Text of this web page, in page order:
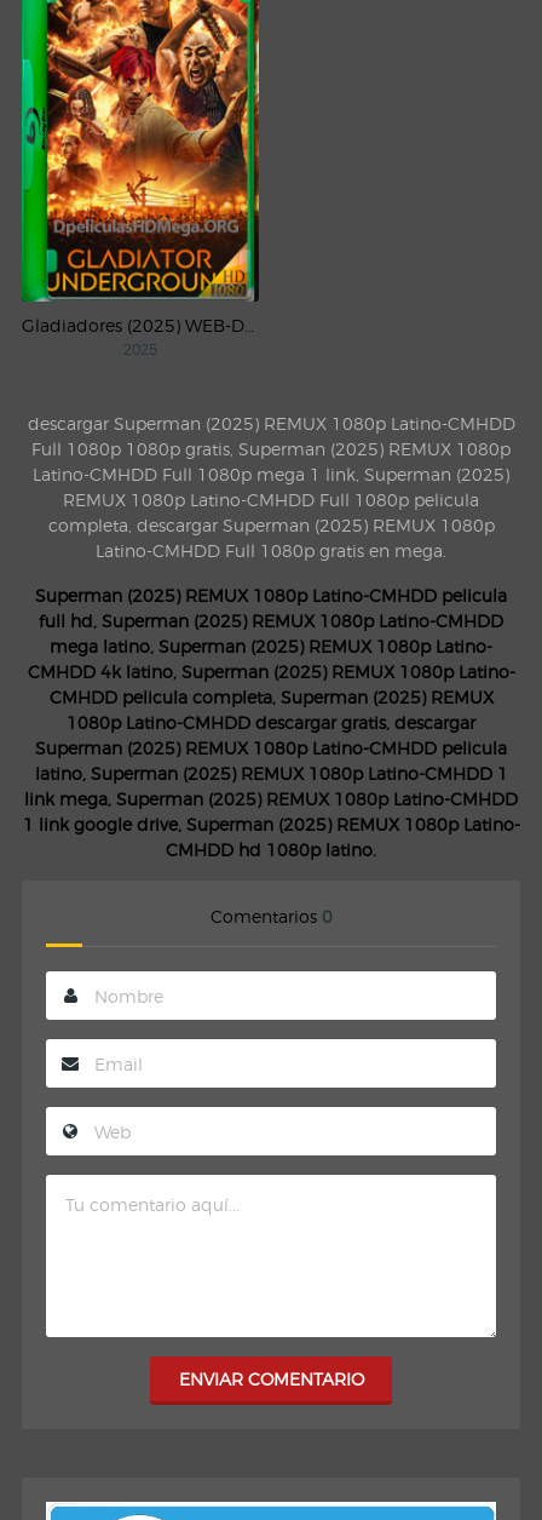
2025
descargar Superman (2025) REMUX 1080p Latino-CMHDD
Full 1080p 1080p gratis, Superman (2025) REMUX 1080p
Latino-CMHDD Full 1080p mega 1 link, Superman (2025)
REMUX 1080p Latino-CMHDD Full 1080p pelicula
completa, descargar Superman (2025) REMUX 1080p
Latino-CMHDD Full 1080p gratis en mega.
Superman (2025) REMUX 1080p Latino-CMHDD pelicula
full hd, Superman (2025) REMUX 1080p Latino-CMHDD
mega latino, Superman (2025) REMUX 1080p Latino-
CMHDD 4k latino, Superman (2025) REMUX 1080p Latino-
CMHDD pelicula completa, Superman (2025) REMUX
1080p Latino-CMHDD descargar gratis, descargar
Superman (2025) REMUX 1080p Latino-CMHDD pelicula
latino, Superman (2025) REMUX 1080p Latino-CMHDD 1
link mega, Superman (2025) REMUX 1080p Latino-CMHDD
1 link google drive, Superman (2025) REMUX 1080p Latino-
CMHDD hd 1080p latino.
Comentarios 0
ENVIAR COMENTARIO